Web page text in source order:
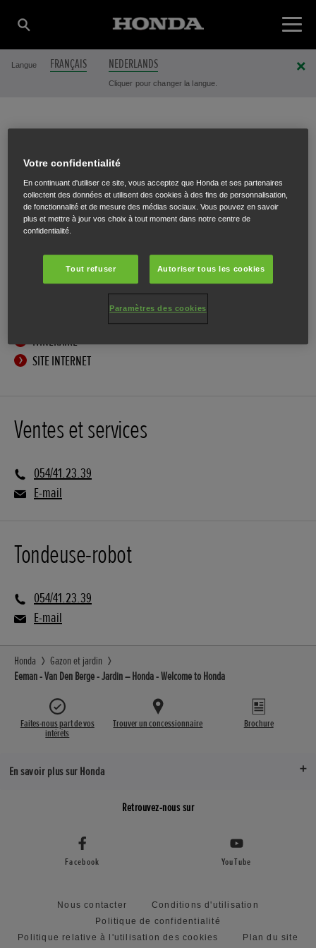
Langue FRANÇAIS NEDERLANDS
Cliquer pour changer la langue.
EEMAN - VAN DEN
BERGE
Astridlaan 61,Geraardsbergen 9500
ITINÉRAIRE
SITE INTERNET
Ventes et services
054/41.23.39
E-mail
Tondeuse-robot
054/41.23.39
E-mail
Honda
Gazon et jardin
Eeman - Van Den Berge - Jardin – Honda - Welcome to Honda
Faites-nous part de vos
intérêts
Trouver un concessionnaire Brochure
En savoir plus sur Honda
Retrouvez-nous sur
Facebook YouTube
Nous contacter
Conditions d'utilisation
Politique de confidentialité
Politique relative à l'utilisation des cookies
Plan du site
Votre confidentialité
En continuant d'utiliser ce site, vous acceptez que Honda et ses partenaires
collectent des données et utilisent des cookies à des fins de personnalisation,
de fonctionnalité et de mesure des médias sociaux. Vous pouvez en savoir
plus et mettre à jour vos choix à tout moment dans notre centre de
confidentialité.
Tout refuser Autoriser tous les cookies
Paramètres des cookies